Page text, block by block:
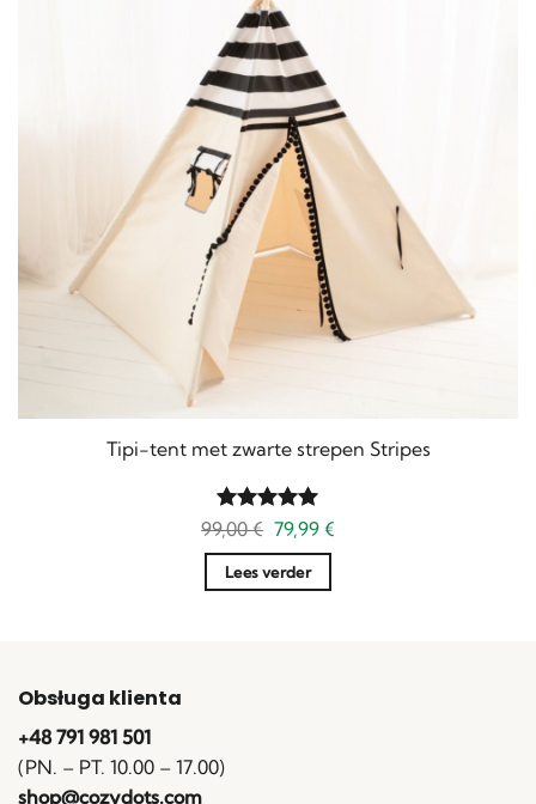
Tipi-tent met zwarte strepen Stripes
Gewaardeerd
99,00€ Oorspronkelijke
prijs
was:
99,00 €.
79,99 €Huidige
Lees verder
Obsługa klienta
+48 791 981 501
(PN. – PT. 10.00 – 17.00)
shop@cozydots.com